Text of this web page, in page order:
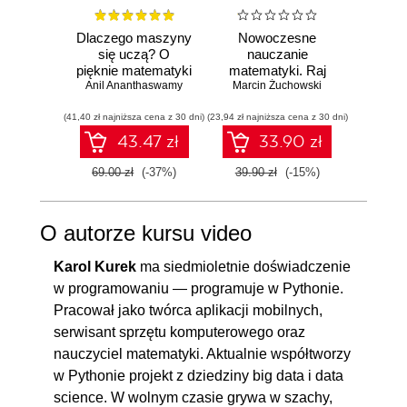
4.10. Liczby Bella
00:08:16
4.11. Chińskie twierdzenie o
00:16:01
4.12. Co dalej? 00:06:09
Dlaczego maszyny
się uczą? O
pięknie matematyki
i działaniu
sztucznej
inteligencji
Anil Ananthaswamy
(41,40 zł najniższa cena z 30 dni)
43.47 zł
69.00 zł (-37%)
Nowoczesne
nauczanie
matematyki. Raj
Cantora bez
Marcin Żuchowski
(23,94 zł najniższa cena z 30 dni)
33.90 zł
39.90 zł (-15%)
O autorze kursu video
Karol Kurek ma siedmioletnie doświadczenie
w programowaniu — programuje w Pythonie.
Pracował jako twórca aplikacji mobilnych,
serwisant sprzętu komputerowego oraz
nauczyciel matematyki. Aktualnie współtworzy
w Pythonie projekt z dziedziny big data i data
science. W wolnym czasie grywa w szachy,